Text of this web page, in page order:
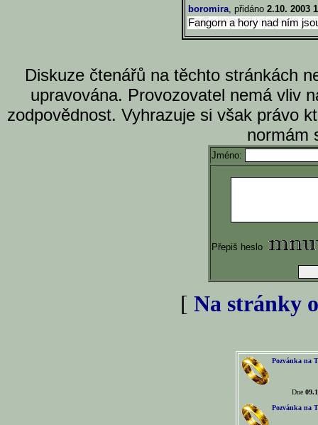
boromira, přidáno 2.10. 2003
Fangorn a hory nad ním
Diskuze čtenářů na těchto stránkách
upravována. Provozovatel nemá vliv
zodpovědnost. Vyhrazuje si však právo
normám
Jméno:
Přepiš heslo
[ Na stránky
Pozvánka na
Dne
Pozvánka na